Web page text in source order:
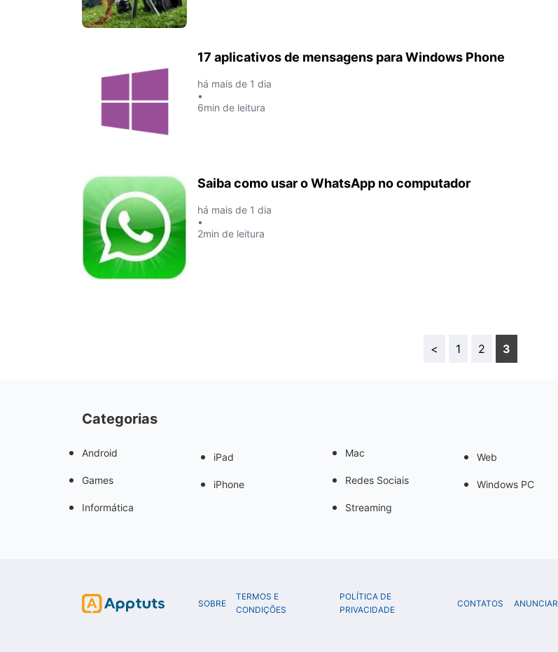
17 aplicativos de mensagens para Windows Phone
há mais de 1 dia
•
6min de leitura
Saiba como usar o WhatsApp no computador
há mais de 1 dia
•
2min de leitura
< 1 2 3
Categorias
Android
Games
Informática
iPad
iPhone
Mac
Redes Sociais
Streaming
Web
Windows PC
SOBRE
TERMOS E
CONDIÇÕES
POLÍTICA DE
PRIVACIDADE
CONTATOS ANUNCIAR